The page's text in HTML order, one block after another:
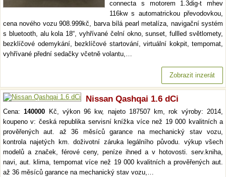
connecta s motorem 1.3dig-t mhev
116kw s automatrickou převodovkou,
cena nového vozu 908.999kč, barva bílá pearl metalíza, navigační systém
s bluetooth, alu kola 18“, vyhřívané čelní okno, sunset, fullled světlomety,
bezklíčové odemykání, bezklíčové startování, virtuální kokpit, tempomat,
vyhřívané přední sedačky včetně volantu,…
Zobrazit inzerát
Nissan Qashqai 1.6 dCi
Cena:140000 Kč, výkon 96 kw, najeto 187507 km, rok výroby: 2014,
koupeno v: česká republika servisní knížka více než 19 000 kvalitních a
prověřených aut. až 36 měsíců garance na mechanický stav vozu,
kontrola najetých km. doživotní záruka legálního původu. výkup všech
modelů a značek, férové ceny, peníze ihned a v hotovosti. serv.kniha,
navi, aut. klima, tempomat více než 19 000 kvalitních a prověřených aut.
až 36 měsíců garance na mechanický stav vozu,…